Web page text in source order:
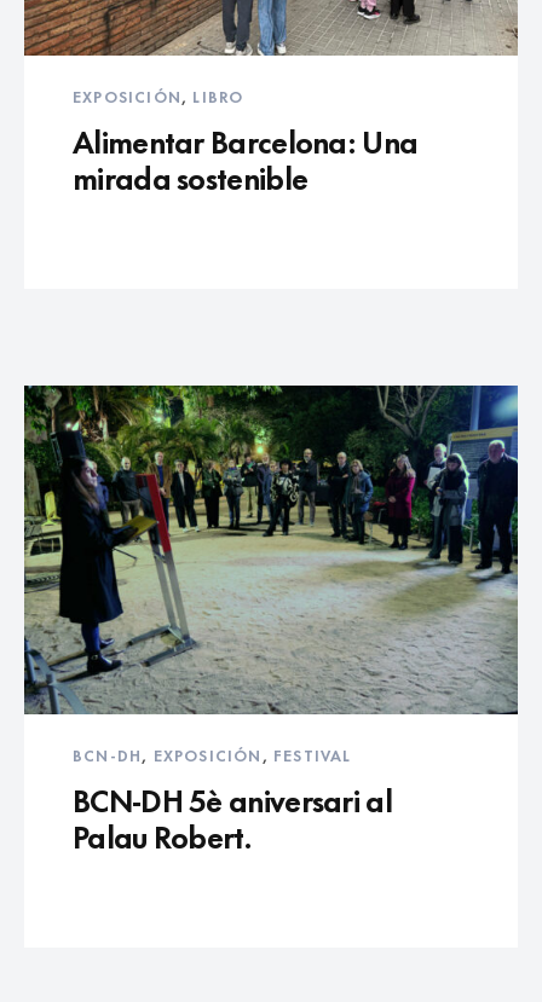
EXPOSICIÓN, LIBRO
Alimentar Barcelona: Una
mirada sostenible
BCN-DH, EXPOSICIÓN , FESTIVAL
BCN-DH 5è aniversari al
Palau Robert.